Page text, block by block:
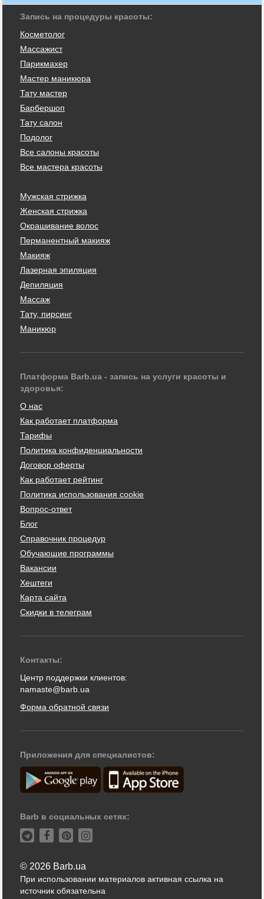
Запись на процедуры красоты:
Косметолог
Массажист
Парикмахер
Мастер маникюра
Тату мастер
Барбершоп
Тату салон
Подолог
Все салоны красоты
Все мастера красоты
Мужская стрижка
Женская стрижка
Окрашивание волос
Перманентный макияж
Макияж
Лазерная эпиляция
Депиляция
Массаж
Тату, пирсинг
Маникюр
Платформа Barb.ua - запись на услуги красоты и
здоровья:
О нас
Как работает платформа
Тарифы
Политика конфиденциальности
Договор оферты
Как работает рейтинг
Политика использования cookie
Вопрос-ответ
Блог
Справочник процедур
Обучающие программы
Вакансии
Хештеги
Карта сайта
Скидки в телеграм
Контакты:
Центр поддержки клиентов:
namaste@barb.ua
Форма обратной связи
Приложения для специалистов:
Barb в социальных сетях:
© 2026 Barb.ua
При использовании материалов активная ссылка на
источник обязательна